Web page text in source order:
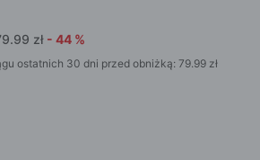
zł - 44 %
ostatnich 30 dni przed obniżką: 79.99 zł